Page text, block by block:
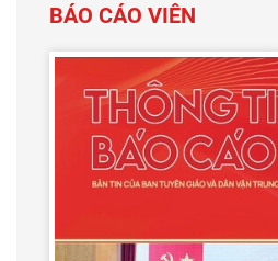
BÁO CÁO VIÊN